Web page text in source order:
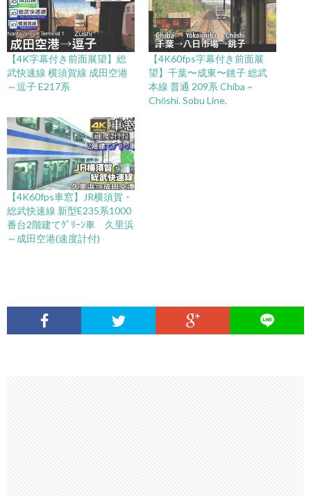
【4K字幕付き前面展望】総
武快速線 横須賀線 成田空港
～逗子 E217系
【4K60fps字幕付き前面展
望】千葉〜成東〜銚子 総武
本線 普通 209系 Chiba ~
Chōshi. Sobu Line.
【4K60fps車窓】JR横須賀・
総武快速線 新型E235系1000
番台2階建てｸﾞﾘｰﾝ車 久里浜
～成田空港(速度計付)